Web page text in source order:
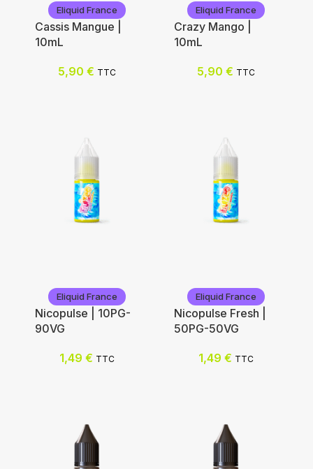
Eliquid France
Cassis Mangue |
10mL
5,90 € TTC
Choix des options
Eliquid France
Crazy Mango |
10mL
5,90 € TTC
Choix des options
Eliquid France
Nicopulse | 10PG-
90VG
1,49 € TTC
Eliquid France
Nicopulse Fresh |
50PG-50VG
1,49 € TTC